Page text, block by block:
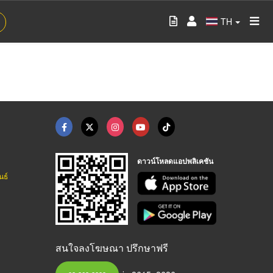
TH
ธ์
ดาวน์โหลดแอปพลิเคชัน
สนใจลงโฆษณา ปรึกษาฟรี